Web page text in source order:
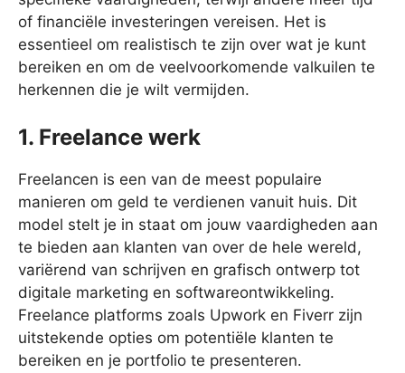
of financiële investeringen vereisen. Het is
essentieel om realistisch te zijn over wat je kunt
bereiken en om de veelvoorkomende valkuilen te
herkennen die je wilt vermijden.
1. Freelance werk
Freelancen is een van de meest populaire
manieren om geld te verdienen vanuit huis. Dit
model stelt je in staat om jouw vaardigheden aan
te bieden aan klanten van over de hele wereld,
variërend van schrijven en grafisch ontwerp tot
digitale marketing en softwareontwikkeling.
Freelance platforms zoals Upwork en Fiverr zijn
uitstekende opties om potentiële klanten te
bereiken en je portfolio te presenteren.